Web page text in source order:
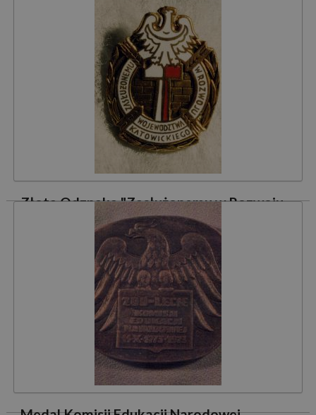
Województwa Częstochowskiego"
29 czerwca 1983 r. postanowieniem Prezydium Wojewódzkiej
Rady Narodowej w Częstochowie Zakład Doskonalenia
Zawodowego w Katowicach otrzymał Złotą Odznakę „Za
Zasługi dla Województwa Częstochowskiego”.
Złota Odznaka "Zasłużonemu w Rozwoju
Województwa Katowickiego"
4 maja 1976 r. uchwałą Prezydium Wojewódzkiej Rady
Narodowej w Katowicach nadano Zakładowi Doskonalenia
Zawodowego w Katowicach Złotej Odznaki „Zasłużonemu w
Rozwoju Województwa Katowickiego”.